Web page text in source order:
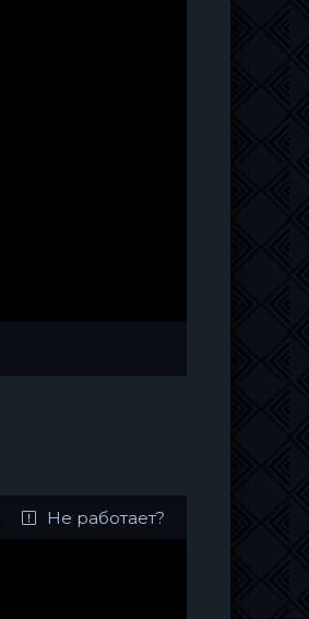
Не работает?